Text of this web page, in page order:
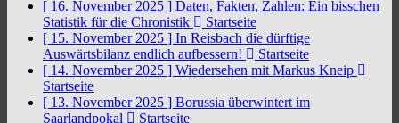
[ 16. November 2025 ] Daten, Fakten, Zahlen: Ein bisschen
Statistik für die Chronistik
Startseite
[ 15. November 2025 ] In Reisbach die dürftige
Auswärtsbilanz endlich aufbessern!
Startseite
[ 14. November 2025 ] Wiedersehen mit Markus Kneip
Startseite
[ 13. November 2025 ] Borussia überwintert im
Saarlandpokal
Startseite